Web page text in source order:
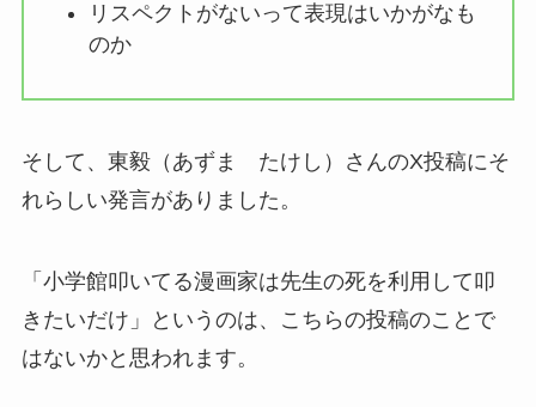
リスペクトがないって表現はいかがなも
のか
そして、東毅（あずま たけし）さんのX投稿にそ
れらしい発言がありました。
「小学館叩いてる漫画家は先生の死を利用して叩
きたいだけ」というのは、こちらの投稿のことで
はないかと思われます。